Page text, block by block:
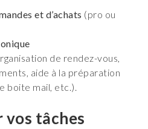
et d’achats (pro ou
de rendez-vous,
aide à la préparation
boite mail, etc.).
tâches